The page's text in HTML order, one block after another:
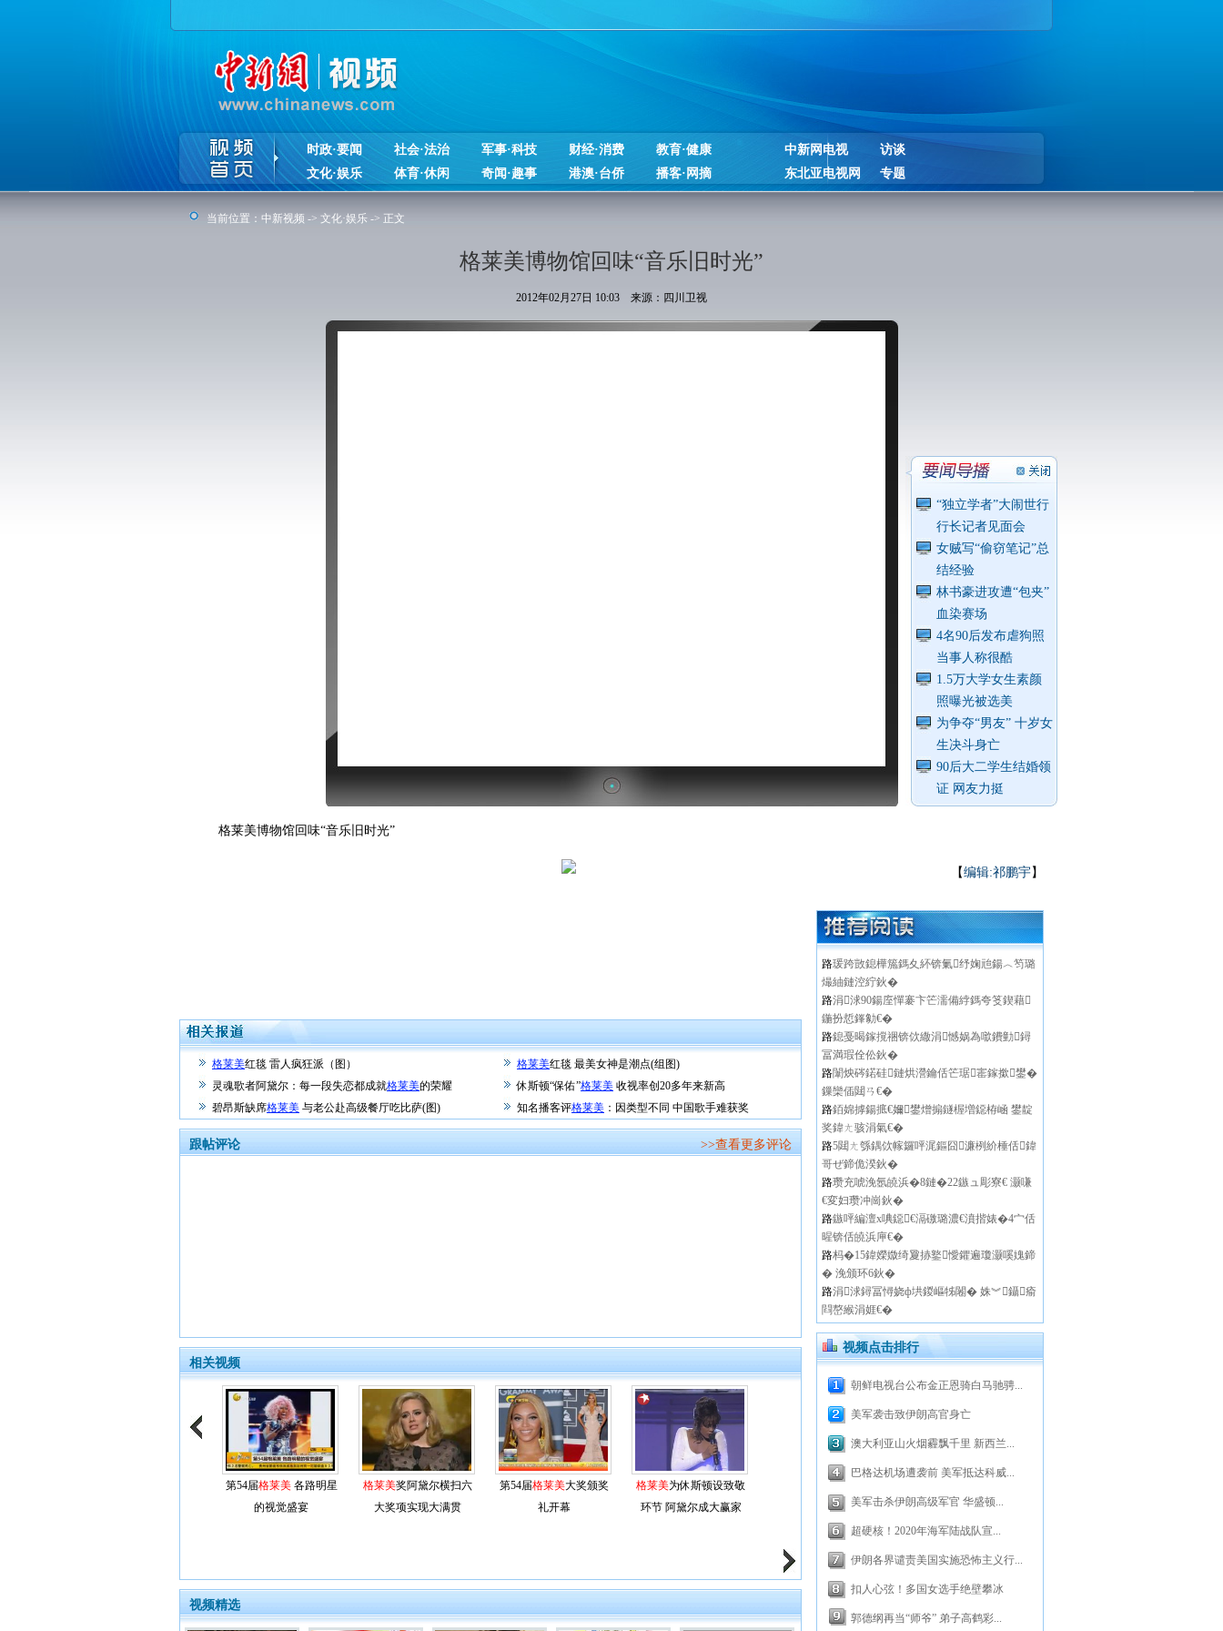
时政·要闻 社会·法治 军事·科技 财经·消费
教育·健康
文化·娱乐
体育·休闲 奇闻·趣事 港澳·台侨 播客·网摘
中新网电视
访谈
东北亚电视网
专题
当前位置： 中新视频 -> 文化·娱乐 -> 正文
格莱美博物馆回味“音乐旧时光”
2012年02月27日 10:03 来源：四川卫视
“独立学者”大闹世行
行长记者见面会
女贼写“偷窃笔记”总
结经验
林书豪进攻遭“包夹”
血染赛场
4名90后发布虐狗照
当事人称很酷
1.5万大学女生素颜
照曝光被选美
为争夺“男友” 十岁女
生决斗身亡
90后大二学生结婚领
证 网友力挺
格莱美博物馆回味“音乐旧时光”
【编辑:祁鹏宇】
格莱美红毯 雷人疯狂派（图） 格莱美红毯 最美女神是潮点(组图)
灵魂歌者阿黛尔：每一段失恋都成就格莱美的荣耀 休斯顿“保佑”格莱美 收视率创20多年来新高
碧昂斯缺席格莱美 与老公赴高级餐厅吃比萨(图) 知名播客评格莱美 ：因类型不同 中国歌手难获奖
跟帖评论 >>查看更多评论
相关视频
第54届格莱美各路明星
的视觉盛宴
格莱美奖阿黛尔横扫六
大奖项实现大满贯
第54届格莱美大奖颁奖
礼开幕
格莱美为休斯顿设致敬
环节 阿黛尔成大赢家
视频精选
路瑗跨敳鎴樺箷鎷夊紑锛氭纾婅兘鍚︿笉璐
熶紬鏈涳紵鈥�
路涓浗90鍚庢憚褰卞笀濡備綍鎷夸笅鍥藉
鍦扮悊鎽勨€�
路鎴戞暍鎵撹祵锛佽繖涓憾娲為噷鐨勭鐞
冨満瑕佺伀鈥�
路闈炴硶鍩硅鏈烘瀯鑰佸笀琚寚鎵撳鐢�
鏁欒偛閮ㄢ€�
路銆婂摢鍚掋€嬭鐢熷搧鐩楃増鐚栫崡 鐢靛
奖鍏ㄤ骇涓氣€�
路5閮ㄤ綔鍝佽幏鑼呯浘鏂囧濂栵紒棰佸鍏
哥ぜ鍗佹湀鈥�
路瓒充唬浼氬皢浜�8鏈�22鏃ュ彫寮€ 灏嗛
€変妇瓒冲崗鈥�
路鏃呯編澶х唺鐚€滆礉璐濃€濆揩婊�4宀佸
暒锛佸皢浜庘€�
路杩�15鍏嬫媺绮夐捇鐜懓鑺遍瓊灏嗘媿鍗
� 浼颁环6鈥�
路涓浗鐞冨憳娆ф垬鍐嶇牬闂� 姝︾鑷瘉
閰嶅緱涓娾€�
视频点击排行
朝鲜电视台公布金正恩骑白马驰骋...
美军袭击致伊朗高官身亡
澳大利亚山火烟霾飘千里 新西兰...
巴格达机场遭袭前 美军抵达科威...
美军击杀伊朗高级军官 华盛顿...
超硬核！2020年海军陆战队宣...
伊朗各界谴责美国实施恐怖主义行...
扣人心弦！多国女选手绝壁攀冰
郭德纲再当“师爷” 弟子高鹤彩...